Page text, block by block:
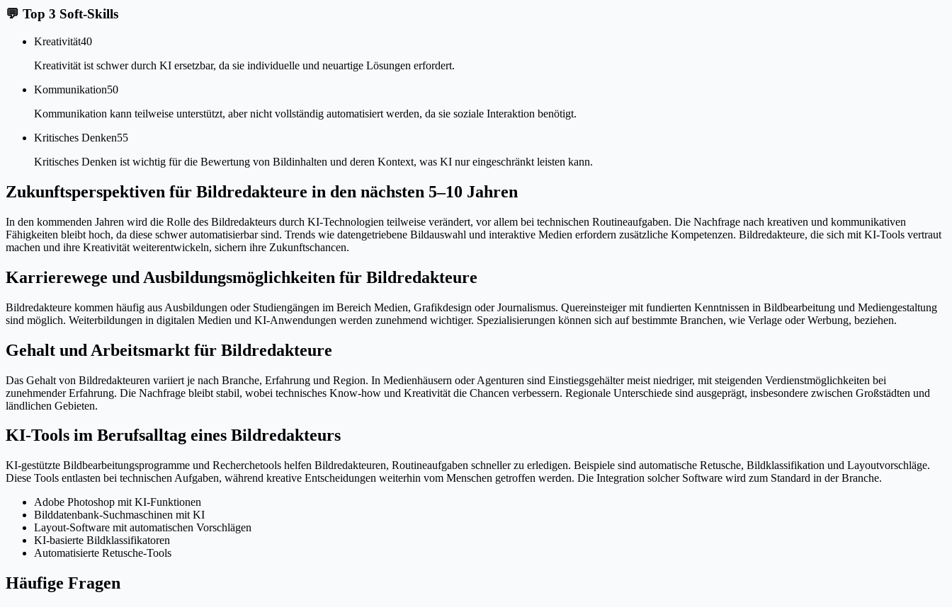
💬 Top 3 Soft-Skills
Kreativität40
Kreativität ist schwer durch KI ersetzbar, da sie individuelle und neuartige Lösungen erfordert.
Kommunikation50
Kommunikation kann teilweise unterstützt, aber nicht vollständig automatisiert werden, da sie soziale Interaktion benötigt.
Kritisches Denken55
Kritisches Denken ist wichtig für die Bewertung von Bildinhalten und deren Kontext, was KI nur eingeschränkt leisten kann.
Zukunftsperspektiven für Bildredakteure in den nächsten 5–10 Jahren
In den kommenden Jahren wird die Rolle des Bildredakteurs durch KI-Technologien teilweise verändert, vor allem bei technischen Routineaufgaben. Die Nachfrage nach kreativen und kommunikativen
Fähigkeiten bleibt hoch, da diese schwer automatisierbar sind. Trends wie datengetriebene Bildauswahl und interaktive Medien erfordern zusätzliche Kompetenzen. Bildredakteure, die sich mit KI-Tools vertraut
machen und ihre Kreativität weiterentwickeln, sichern ihre Zukunftschancen.
Karrierewege und Ausbildungsmöglichkeiten für Bildredakteure
Bildredakteure kommen häufig aus Ausbildungen oder Studiengängen im Bereich Medien, Grafikdesign oder Journalismus. Quereinsteiger mit fundierten Kenntnissen in Bildbearbeitung und Mediengestaltung
sind möglich. Weiterbildungen in digitalen Medien und KI-Anwendungen werden zunehmend wichtiger. Spezialisierungen können sich auf bestimmte Branchen, wie Verlage oder Werbung, beziehen.
Gehalt und Arbeitsmarkt für Bildredakteure
Das Gehalt von Bildredakteuren variiert je nach Branche, Erfahrung und Region. In Medienhäusern oder Agenturen sind Einstiegsgehälter meist niedriger, mit steigenden Verdienstmöglichkeiten bei
zunehmender Erfahrung. Die Nachfrage bleibt stabil, wobei technisches Know-how und Kreativität die Chancen verbessern. Regionale Unterschiede sind ausgeprägt, insbesondere zwischen Großstädten und
ländlichen Gebieten.
KI-Tools im Berufsalltag eines Bildredakteurs
KI-gestützte Bildbearbeitungsprogramme und Recherchetools helfen Bildredakteuren, Routineaufgaben schneller zu erledigen. Beispiele sind automatische Retusche, Bildklassifikation und Layoutvorschläge.
Diese Tools entlasten bei technischen Aufgaben, während kreative Entscheidungen weiterhin vom Menschen getroffen werden. Die Integration solcher Software wird zum Standard in der Branche.
Adobe Photoshop mit KI-Funktionen
Bilddatenbank-Suchmaschinen mit KI
Layout-Software mit automatischen Vorschlägen
KI-basierte Bildklassifikatoren
Automatisierte Retusche-Tools
Häufige Fragen